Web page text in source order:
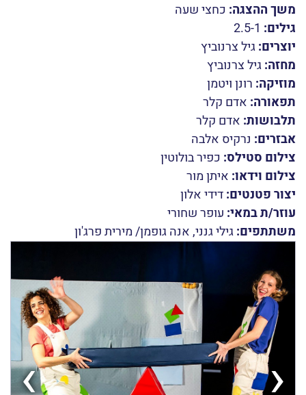
משך ההצגה: כחצי שעה
גילים: 2.5-1
יוצרים:גיל צרנוביץ
מחזה:גיל צרנוביץ
מוזיקה: רונן ויטמן
תפאורה: אדם קלר
תלבושות: אדם קלר
אבזרים: נרקיס אלבה
צילום סטילס: כפיר בולוטין
צילום וידאו: איתן מור
יצור פטנטים:דידי אלון
עוזר/ת במאי: עופר שחורי
משתתפים:גילי גנני,אנה גופמן/ מירית פרג'ון